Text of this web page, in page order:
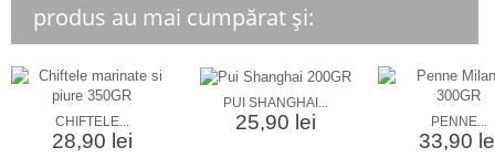
produs au mai cumpărat și:
CHIFTELE...
28,90 lei
PUI SHANGHAI...
25,90 lei PENNE...
33,90